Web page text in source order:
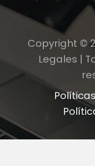
Copyright ©
Legales |